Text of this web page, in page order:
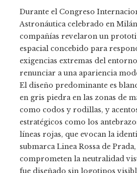
Durante el Congreso
Astronáutica celebrado en
compañías revelaron un
espacial concebido para
exigencias extremas del
renunciar a una apariencia
El diseño predominante es
en gris piedra en las zonas de
como codos y rodillas, y
estratégicos como los
líneas rojas, que evocan la
submarca Linea Rossa de
comprometen la neutralidad
fue diseñado sin logotipos